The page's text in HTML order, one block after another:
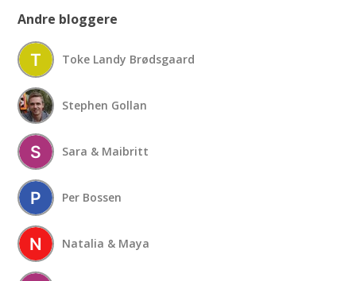
Andre bloggere
Toke Landy Brødsgaard
Stephen Gollan
Sara & Maibritt
Per Bossen
Natalia & Maya